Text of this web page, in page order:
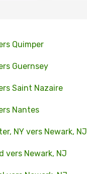
Quimper
Guernsey
Saint Nazaire
Nantes
NY vers Newark, NJ
vers Newark, NJ